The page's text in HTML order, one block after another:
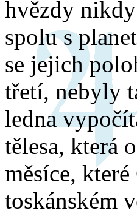
hvězdy
spolu s
se jejich
třetí, nebyly
ledna
tělesa, která
měsíce,
toskánském